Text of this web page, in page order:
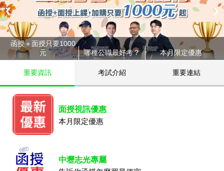
❮ ❯
函授＋面授只要1000
元
哪種公職最好考？ 本月限定優惠
重要資訊 考試介紹 重要連結
面授視訊優惠
本月限定優惠
中壢志光專屬